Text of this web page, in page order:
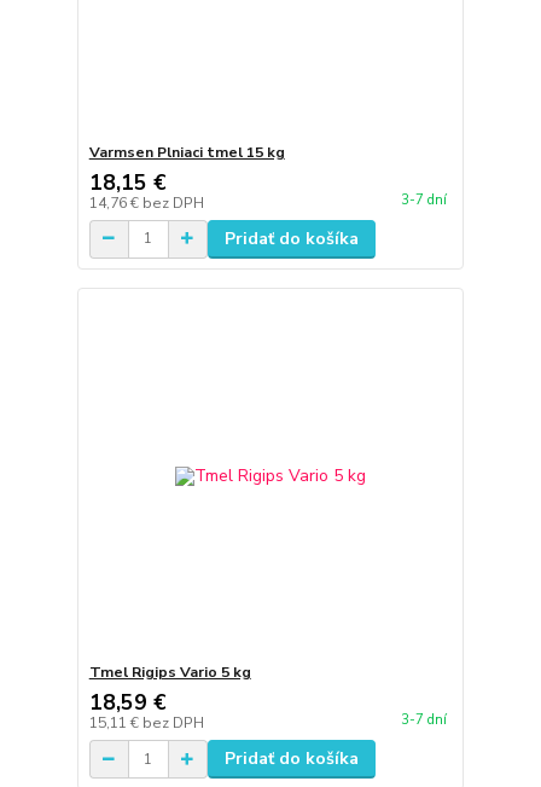
Varmsen Plniaci tmel 15 kg
18,15 €
14,76 € bez DPH 3-7 dní
Pridať do košíka
Tmel Rigips Vario 5 kg
18,59 €
15,11 € bez DPH 3-7 dní
Pridať do košíka